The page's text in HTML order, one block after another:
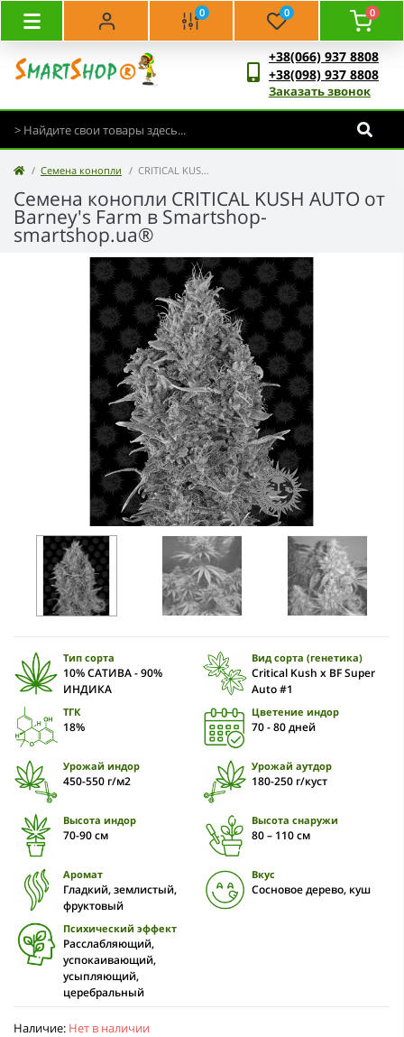
0 0 0
+38(066) 937 8808
+38(098) 937 8808
Заказать звонок
Семена конопли CRITICAL KUSH AUTO - Barney's Farm
Семена конопли CRITICAL KUSH AUTO от
Barney's Farm в Smartshop-
smartshop.ua®
Наличие: Нет в наличии
Тип сорта
10% САТИВА - 90%
ИНДИКА
Вид сорта (генетика)
Critical Kush x BF Super
Auto #1
ТГК
18%
Цветение индор
70 - 80 дней
Урожай индор
450-550 г/м2
Урожай аутдор
180-250 г/куст
Высота индор
70-90 см
Высота снаружи
80 – 110 см
Аромат
Гладкий, землистый,
фруктовый
Вкус
Сосновое дерево, куш
Психический эффект
Расслабляющий,
успокаивающий,
усыпляющий,
церебральный